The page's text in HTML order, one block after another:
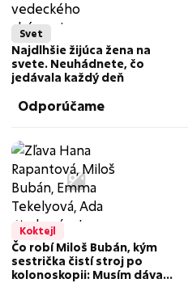
Svet
Najdlhšie žijúca žena na
svete. Neuhádnete, čo
jedávala každý deň
Odporúčame
Koktejl
Čo robí Miloš Bubán, kým
sestrička čistí stroj po
kolonoskopii: Musím dávať